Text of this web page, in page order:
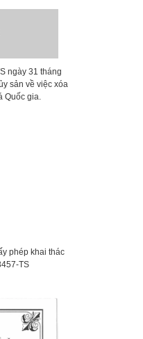
ngày 31 tháng
sản về việc xóa
Quốc gia.
phép khai thác
TS